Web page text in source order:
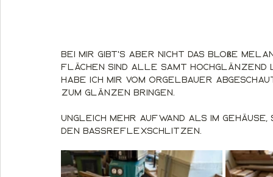
Bei mir gibt's aber nicht das bloße
Flächen sind alle samt
habe ich mir vom Orgelbauer
zum Glänzen bringen.
Ungleich mehr Aufwand als im
den Bassreflexschlitzen.